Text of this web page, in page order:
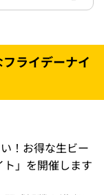
ります。